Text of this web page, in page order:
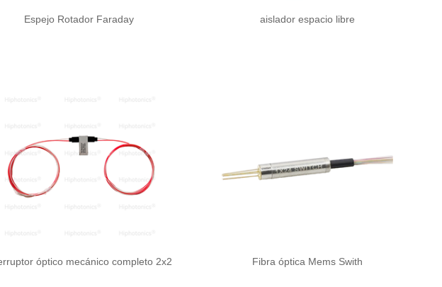
Espejo Rotador Faraday aislador espacio libre
óptico mecánico completo 2x2 Fibra óptica Mems Swith